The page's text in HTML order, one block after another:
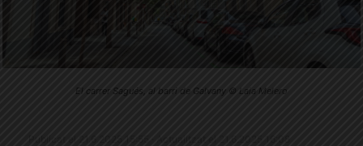
El carrer Sagués, al barri de Galvany © Laia Melero